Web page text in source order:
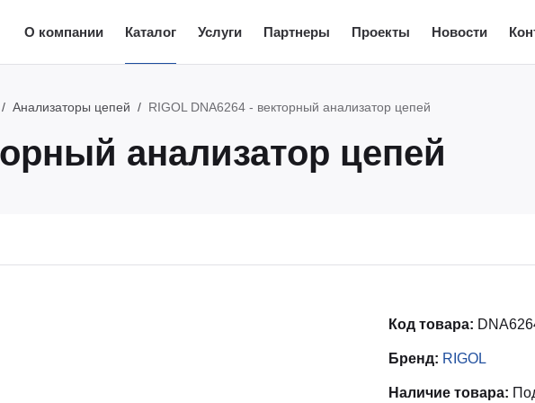
О компании Каталог Услуги Партнеры Проекты Новости
Анализаторы цепей RIGOL DNA6264 - векторный анализатор цепей
анализатор цепей
Код товара:
Бренд: RIGOL
Наличие товара: